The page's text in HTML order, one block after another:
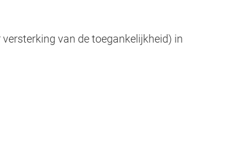
van de toegankelijkheid) in